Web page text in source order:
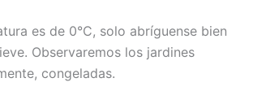
es de 0°C, solo abríguense bien
Observaremos los jardines
congeladas.